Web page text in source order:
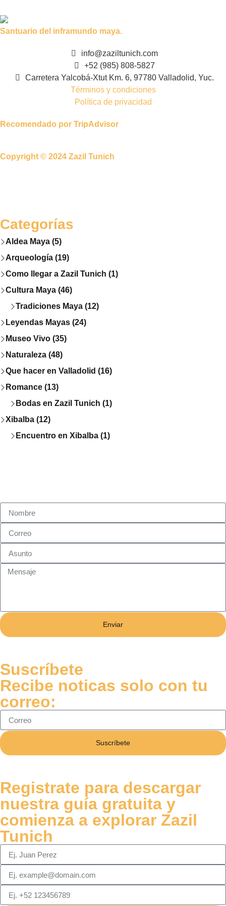
Santuario del inframundo maya.
info@zaziltunich.com
+52 (985) 808-5827
Carretera Yalcobá-Xtut Km. 6, 97780 Valladolid, Yuc.
Términos y condiciones
Política de privacidad
Recomendado por TripAdvisor
Copyright © 2024 Zazil Tunich
Categorías
Aldea Maya (5)
Arqueología (19)
Como llegar a Zazil Tunich (1)
Cultura Maya (46)
Tradiciones Maya (12)
Leyendas Mayas (24)
Museo Vivo (35)
Naturaleza (48)
Que hacer en Valladolid (16)
Romance (13)
Bodas en Zazil Tunich (1)
Xibalba (12)
Encuentro en Xibalba (1)
Enviar
Suscríbete
Recibe noticas solo con tu
correo:
Suscríbete
Registrate para descargar
nuestra guía gratuita y
comienza a explorar Zazil
Tunich